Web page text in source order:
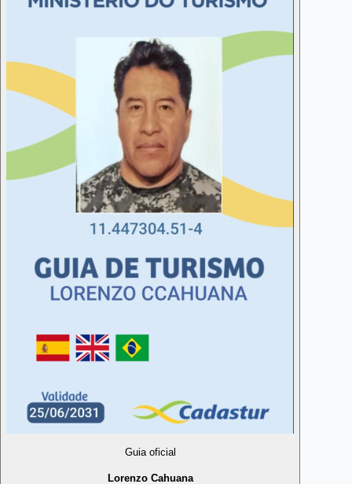
Guia oficial
Lorenzo Cahuana